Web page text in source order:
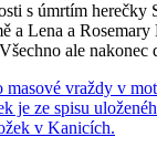
s úmrtím herečky
a Lena a
ale nakonec